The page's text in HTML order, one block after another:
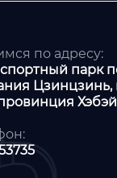
по адресу:
парк
Цзинцзинь,
Хэбэй